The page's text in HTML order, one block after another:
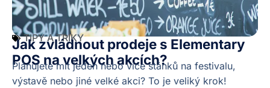
TIPY A TRIKY
Jak zvládnout prodeje s Elementary
POS na velkých akcích?
Plánujete mít jeden nebo více stánků na festivalu,
výstavě nebo jiné velké akci? To je veliký krok!